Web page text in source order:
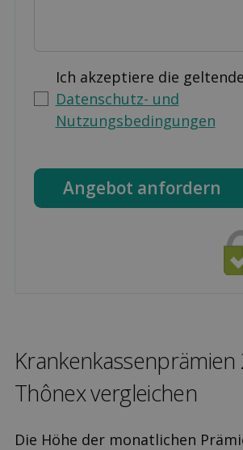
Ich akzeptiere die
Datenschutz- und
Nutzungsbedingungen
Angebot anfordern
Kranken­kassen­prämien
Thônex ver­gleichen
Die Höhe der monatlichen